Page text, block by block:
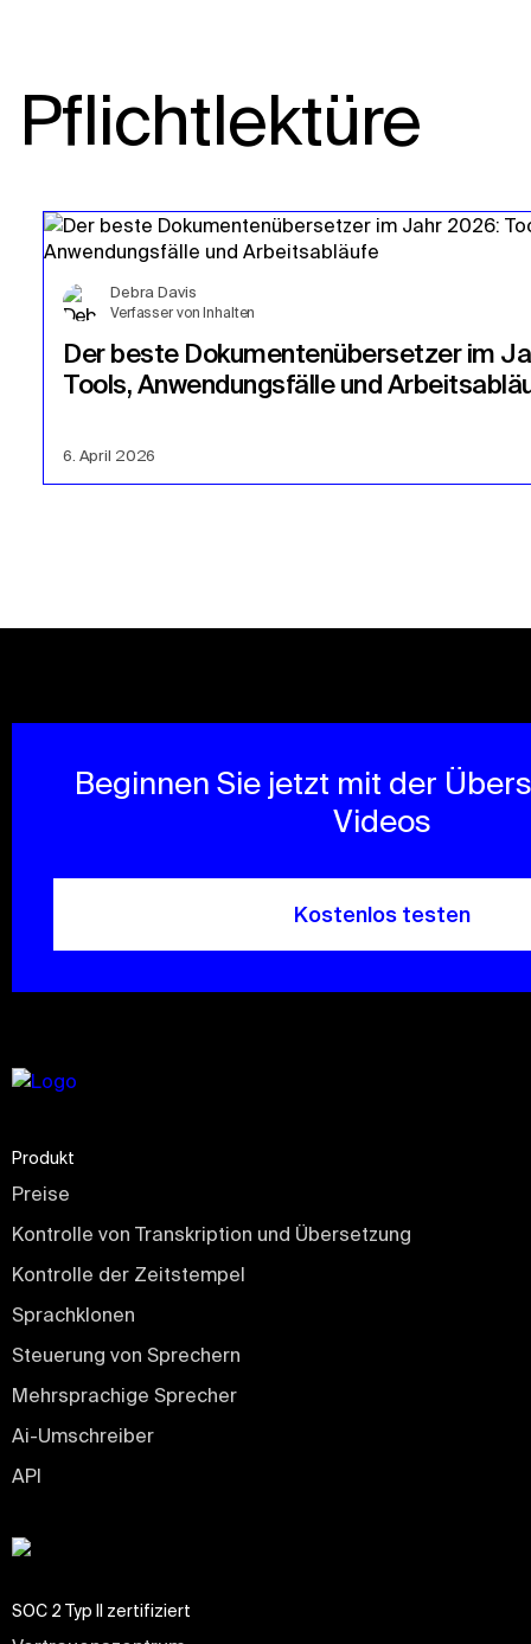
Pflichtlektüre
Debra Davis
Verfasser von Inhalten
Der beste Dokumentenübersetzer im
Tools, Anwendungsfälle und
6. April 2026
Beginnen Sie jetzt mit der
Videos
Kostenlos testen
Produkt
Preise
Kontrolle von Transkription und Übersetzung
Kontrolle der Zeitstempel
Sprachklonen
Steuerung von Sprechern
Mehrsprachige Sprecher
Ai-Umschreiber
API
SOC 2 Typ II zertifiziert